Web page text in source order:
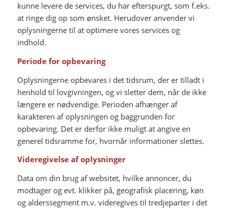
kunne levere de services, du har efterspurgt, som f.eks.
at ringe dig op som ønsket. Herudover anvender vi
oplysningerne til at optimere vores services og
indhold.
Periode for opbevaring
Oplysningerne opbevares i det tidsrum, der er tilladt i
henhold til lovgivningen, og vi sletter dem, når de ikke
længere er nødvendige. Perioden afhænger af
karakteren af oplysningen og baggrunden for
opbevaring. Det er derfor ikke muligt at angive en
generel tidsramme for, hvornår informationer slettes.
Videregivelse af oplysninger
Data om din brug af websitet, hvilke annoncer, du
modtager og evt. klikker på, geografisk placering, køn
og alderssegment m.v. videregives til tredjeparter i det